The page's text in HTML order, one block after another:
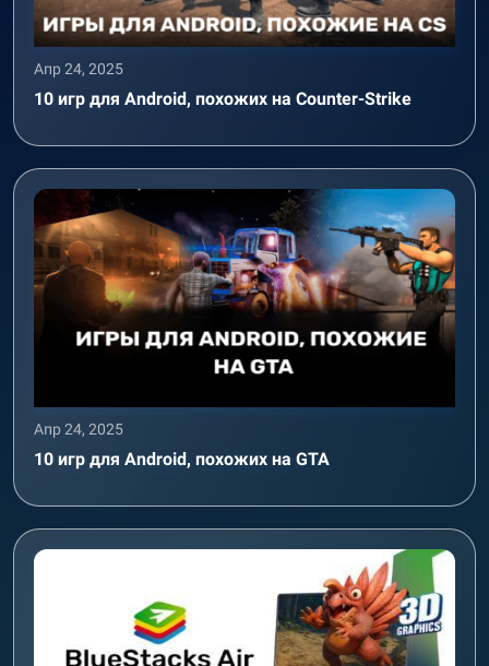
Апр 24, 2025
10 игр для Android, похожих на Counter-Strike
Апр 24, 2025
10 игр для Android, похожих на GTA